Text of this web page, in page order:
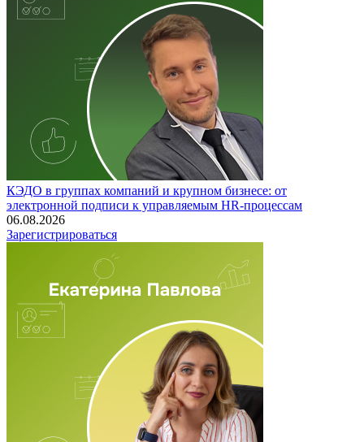
КЭДО в группах компаний и крупном бизнесе: от
электронной подписи к управляемым HR-процессам
06.08.2026
Зарегистрироваться